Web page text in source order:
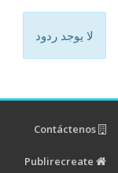
لا يوجد ردود